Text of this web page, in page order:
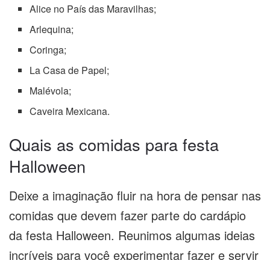
Alice no País das Maravilhas;
Arlequina;
Coringa;
La Casa de Papel;
Malévola;
Caveira Mexicana.
Quais as comidas para festa
Halloween
Deixe a imaginação fluir na hora de pensar nas
comidas que devem fazer parte do cardápio
da festa Halloween. Reunimos algumas ideias
incríveis para você experimentar fazer e servir